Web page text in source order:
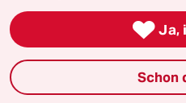
Seitenwende  Ja,
Schon